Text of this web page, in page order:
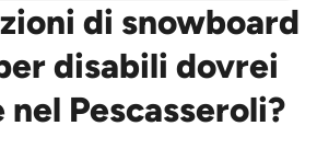
di snowboard
disabili dovrei
Pescasseroli?